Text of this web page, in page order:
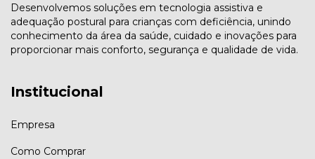
Desenvolvemos soluções em tecnologia assistiva e
adequação postural para crianças com deficiência, unindo
conhecimento da área da saúde, cuidado e inovações para
proporcionar mais conforto, segurança e qualidade de vida.
Institucional
Empresa
Como Comprar